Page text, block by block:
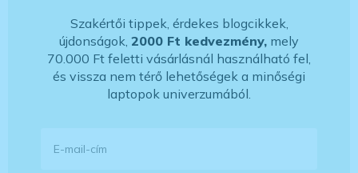
Szakértői tippek, érdekes blogcikkek,
újdonságok, 2000 Ft kedvezmény, mely
70.000 Ft feletti vásárlásnál használható fel,
és vissza nem térő lehetőségek a minőségi
laptopok univerzumából.